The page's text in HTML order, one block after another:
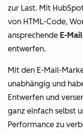
zur Last. Mit
von HTML-Code,
ansprechende E-
entwerfen.
Mit den E-Mail-
unabhängig und
Entwerfen und
ganz einfach selbst
Performance zu